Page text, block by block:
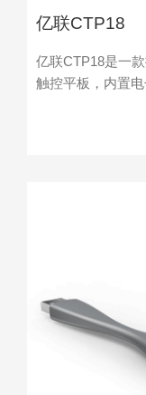
亿联CTP18
亿联CTP18是一
触控平板，内置